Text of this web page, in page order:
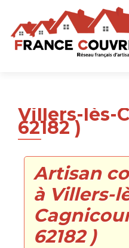
Villers-lès-
62182 )
Artisan
à Villers-
62182 )